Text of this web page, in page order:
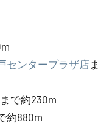
センタープラザ店ま
で約230m
約880m